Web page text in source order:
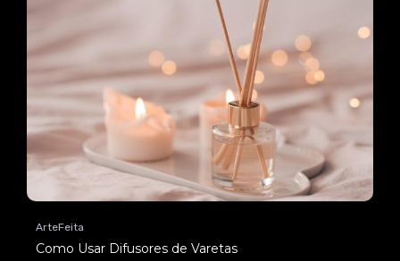
ArteFeita
Como Usar Difusores de Varetas